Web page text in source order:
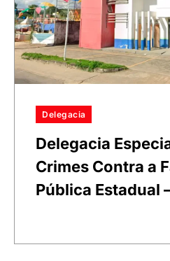
Delegacia
Delegacia
Crimes Contra a
Pública Estadual